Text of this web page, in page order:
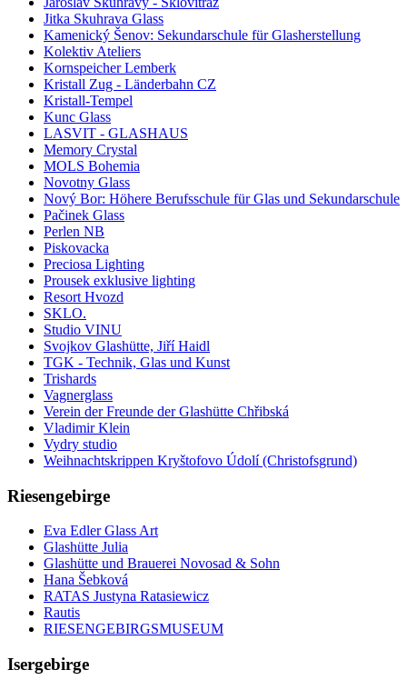
Jitka Skuhrava Glass
Kamenický Šenov: Sekundarschule für Glasherstellung
Kolektiv Ateliers
Kornspeicher Lemberk
Kristall Zug - Länderbahn CZ
Kristall-Tempel
Kunc Glass
LASVIT - GLASHAUS
Memory Crystal
MOLS Bohemia
Novotny Glass
Nový Bor: Höhere Berufsschule für Glas und Sekundarschule
Pačinek Glass
Perlen NB
Piskovacka
Preciosa Lighting
Prousek exklusive lighting
Resort Hvozd
SKLO.
Studio VINU
Svojkov Glashütte, Jiří Haidl
TGK - Technik, Glas und Kunst
Trishards
Vagnerglass
Verein der Freunde der Glashütte Chřibská
Vladimir Klein
Vydry studio
Weihnachtskrippen Kryštofovo Údolí (Christofsgrund)
Riesengebirge
Eva Edler Glass Art
Glashütte Julia
Glashütte und Brauerei Novosad & Sohn
Hana Šebková
RATAS Justyna Ratasiewicz
Rautis
RIESENGEBIRGSMUSEUM
Isergebirge